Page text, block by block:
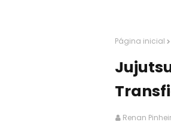
Página inicial
Renan